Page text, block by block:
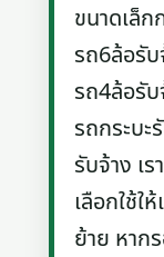
ขนาดเล็ก
รถ6ล้อรั
รถ4ล้อรั
รถกระบะ
รับจ้าง เ
เลือกใช้ใ
ย้าย หาก